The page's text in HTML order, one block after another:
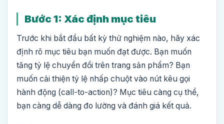
Bước 1: Xác định mục tiêu
Trước khi bắt đầu bất kỳ thử nghiệm nào, hãy xác
định rõ mục tiêu bạn muốn đạt được. Bạn muốn
tăng tỷ lệ chuyển đổi trên trang sản phẩm? Bạn
muốn cải thiện tỷ lệ nhấp chuột vào nút kêu gọi
hành động (call-to-action)? Mục tiêu càng cụ thể,
bạn càng dễ dàng đo lường và đánh giá kết quả.